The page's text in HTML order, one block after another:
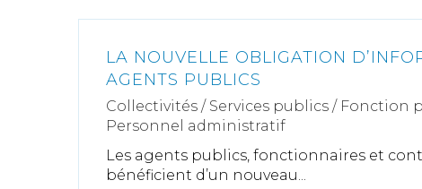
LA NOUVELLE OBLIGATION
AGENTS PUBLICS
Collectivités / Services publics / Fonction
Personnel administratif
Les agents publics, fonctionnaires et
bénéficient d’un nouveau...